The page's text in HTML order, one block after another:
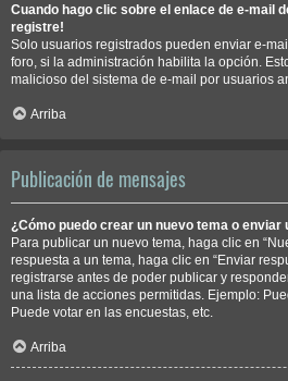
Cuando hago clic sobre el enlace de e-mail
registre!
Solo usuarios registrados pueden enviar e-
foro, si la administración habilita la opción.
malicioso del sistema de e-mail por usuarios
Arriba
Publicación de mensajes
¿Cómo puedo crear un nuevo tema o enviar
Para publicar un nuevo tema, haga clic en
respuesta a un tema, haga clic en “Enviar
registrarse antes de poder publicar y
una lista de acciones permitidas. Ejemplo:
Puede votar en las encuestas, etc.
Arriba